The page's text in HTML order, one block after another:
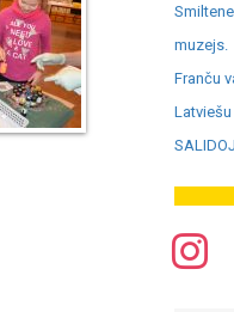
muzejs.
Franču